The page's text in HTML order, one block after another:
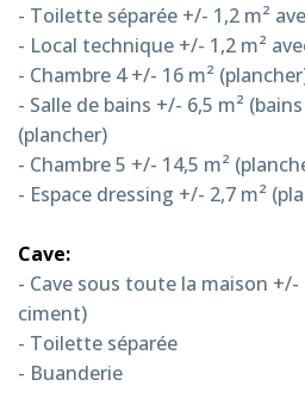
- Toilette séparée +/- 1,2 m²
- Local technique +/- 1,2 m²
- Chambre 4 +/- 16 m²
- Salle de bains +/- 6,5 m²
(plancher)
- Chambre 5 +/- 14,5 m²
- Espace dressing +/- 2,7 m²
Cave:
- Cave sous toute la maison +/-
ciment)
- Toilette séparée
- Buanderie